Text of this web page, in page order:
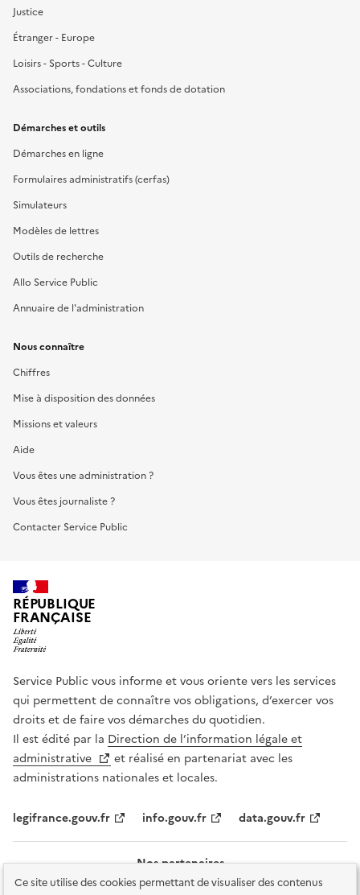
Ce site utilise des cookies permettant de visualiser des contenus
Justice
Étranger - Europe
Loisirs - Sports - Culture
Associations, fondations et fonds de dotation
Démarches et outils
Démarches en ligne
Formulaires administratifs (cerfas)
Simulateurs
Modèles de lettres
Outils de recherche
Allo Service Public
Annuaire de l'administration
Nous connaître
Chiffres
Mise à disposition des données
Missions et valeurs
Aide
Vous êtes une administration ?
Vous êtes journaliste ?
Contacter Service Public
RÉPUBLIQUE
FRANÇAISE
Service Public vous informe et vous oriente vers les services
qui permettent de connaître vos obligations, d’exercer vos
droits et de faire vos démarches du quotidien.
Il est édité par la Direction de l’information légale et
administrative
et réalisé en partenariat avec les
administrations nationales et locales.
legifrance.gouv.fr info.gouv.fr data.gouv.fr
Nos partenaires